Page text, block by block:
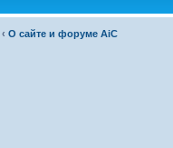
‹ О сайте и форуме AiC